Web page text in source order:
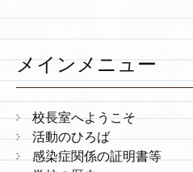
メインメニュー
校長室へようこそ
活動のひろば
感染症関係の証明書等